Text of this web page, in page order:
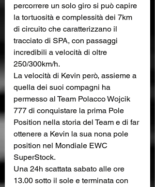
percorrere un solo giro si può capire
la tortuosità e complessità dei 7km
di circuito che caratterizzano il
tracciato di SPA, con passaggi
incredibili a velocità di oltre
250/300km/h.
La velocità di Kevin però, assieme a
quella dei suoi compagni ha
permesso al Team Polacco Wojcik
777 di conquistare la prima Pole
Position nella storia del Team e di far
ottenere a Kevin la sua nona pole
position nel Mondiale EWC
SuperStock.
Una 24h scattata sabato alle ore
13.00 sotto il sole e terminata con